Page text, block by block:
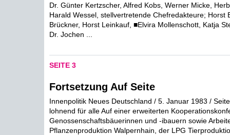
Dr. Günter Kertzscher, Alfred Kobs, Werner Micke,
Harald Wessel, stellvertretende Chefredakteure; Horst
Brückner, Horst Leinkauf, ■Elvira Mollenschott, Katja
Dr. Jochen ...
SEITE 3
Fortsetzung Auf Seite
Innenpolitik Neues Deutschland / 5. Januar 1983 /
lohnend für alle Auf einer erweiterten
Genossenschaftsbäuerinnen und -ibauern sowie
Pflanzenproduktion Walpernhain, der LPG